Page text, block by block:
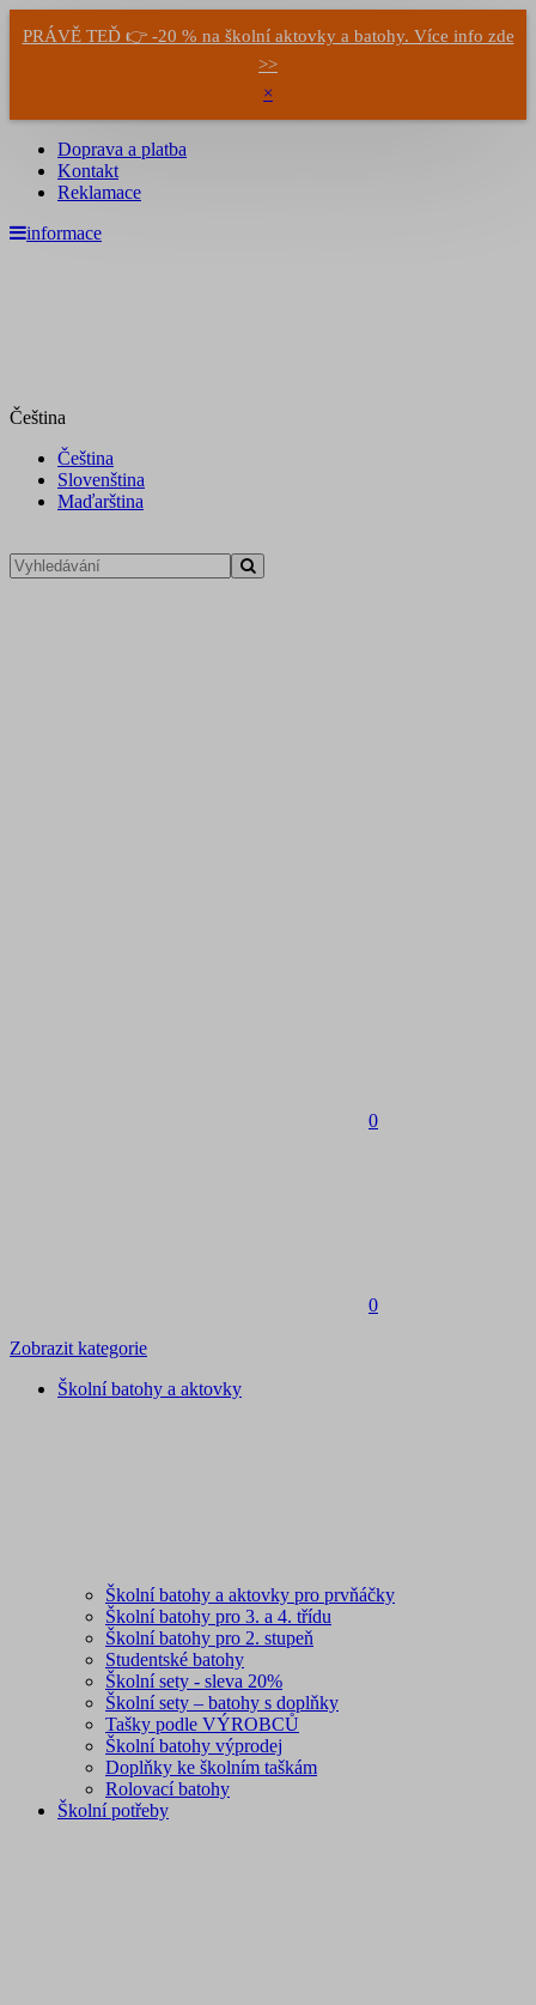
PRÁVĚ TEĎ 👉 -20 % na školní aktovky a batohy. Více info zde
>>
×
Doprava a platba
Kontakt
Reklamace
informace
Čeština
Čeština
Slovenština
Maďarština
0
0
Zobrazit kategorie
Školní batohy a aktovky
Školní batohy a aktovky pro prvňáčky
Školní batohy pro 3. a 4. třídu
Školní batohy pro 2. stupeň
Studentské batohy
Školní sety - sleva 20%
Školní sety – batohy s doplňky
Tašky podle VÝROBCŮ
Školní batohy výprodej
Doplňky ke školním taškám
Rolovací batohy
Školní potřeby